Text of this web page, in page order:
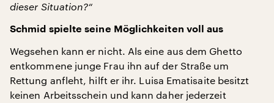
dieser Situation?“
Schmid spielte seine Möglichkeiten voll aus
Wegsehen kann er nicht. Als eine aus dem Ghetto
entkommene junge Frau ihn auf der Straße um
Rettung anfleht, hilft er ihr. Luisa Ematisaite besitzt
keinen Arbeitsschein und kann daher jederzeit